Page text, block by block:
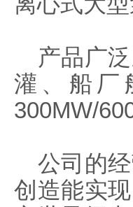
产品广泛
灌、船厂
300MW/
公司的经
创造能实